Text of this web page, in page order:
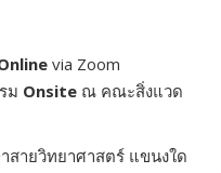
via Zoom
ม Onsite ณ คณะสิ่งแวด
ายวิทยาศาสตร์ แขนงใด